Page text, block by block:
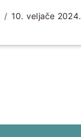
10. veljače 2024.